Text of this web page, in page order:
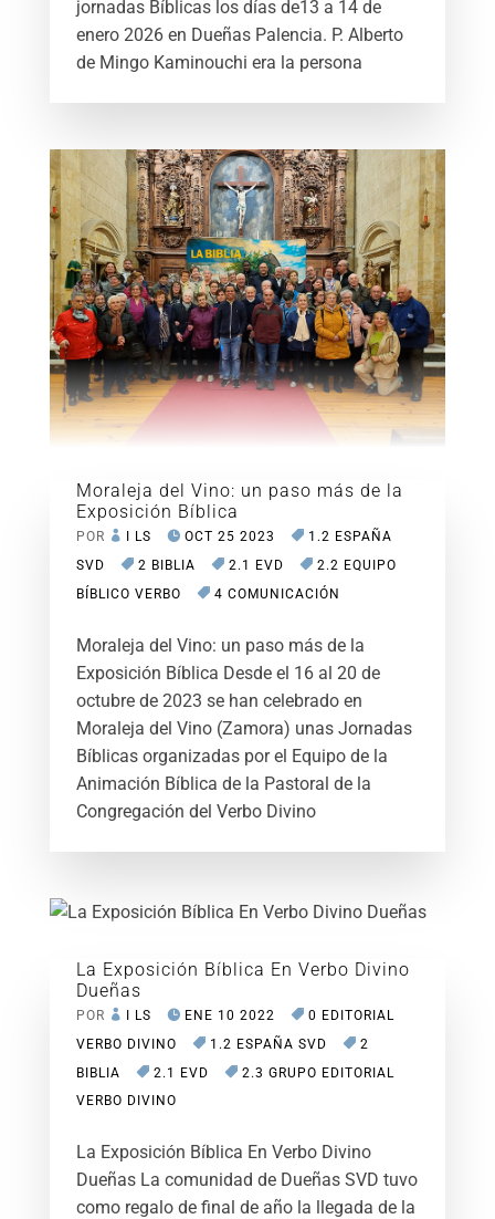
jornadas Bíblicas los días de13 a 14 de
enero 2026 en Dueñas Palencia. P. Alberto
de Mingo Kaminouchi era la persona
Moraleja del Vino: un paso más de la
Exposición Bíblica
POR I LS OCT 25 2023
1.2 ESPAÑA
SVD
2 BIBLIA 2.1 EVD
2.2 EQUIPO
BÍBLICO VERBO
4 COMUNICACIÓN
Moraleja del Vino: un paso más de la
Exposición Bíblica Desde el 16 al 20 de
octubre de 2023 se han celebrado en
Moraleja del Vino (Zamora) unas Jornadas
Bíblicas organizadas por el Equipo de la
Animación Bíblica de la Pastoral de la
Congregación del Verbo Divino
La Exposición Bíblica En Verbo Divino
Dueñas
POR I LS ENE 10 2022
0 EDITORIAL
VERBO DIVINO
1.2 ESPAÑA SVD
2
BIBLIA
2.1 EVD
2.3 GRUPO EDITORIAL
VERBO DIVINO
La Exposición Bíblica En Verbo Divino
Dueñas La comunidad de Dueñas SVD tuvo
como regalo de final de año la llegada de la